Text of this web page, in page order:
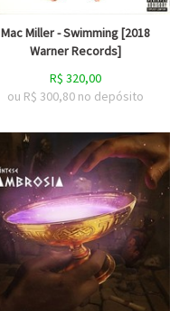
Mac Miller - Swimming [2018
Warner Records]
R$ 320,00
ou R$ 300,80 no depósito